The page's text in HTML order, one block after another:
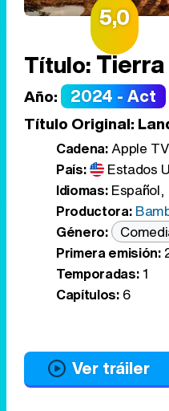
5,0
Título:
Año: 2024 - Act
Título Original:
Cadena:Apple TV
País:
Estados
Idiomas: Español,
Productora:
Género:
Primera emisión:
Temporadas:1
Capítulos:6
Ver tráiler